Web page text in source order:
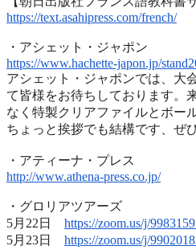
https://text.asahipress.com/french/
・アシェット・ジャポン
https://www.hachette-japon.jp/
アシェット・ジャポンでは、 大
て皆様をお待ちしております。
なく特製クリアファイルとボー
ちょっと挨拶でも結構です、ぜ
・アティーナ・プレス
http://www.athena-press.co.jp/
・グロリアツアーズ
5月22日 https://zoom.us/j/
5月23日 https://zoom.us/j/